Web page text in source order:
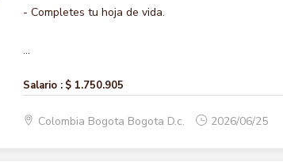
- Completes tu hoja de vida.
...
Salario : $ 1.750.905
Colombia Bogota Bogota D.c. 2026/06/25